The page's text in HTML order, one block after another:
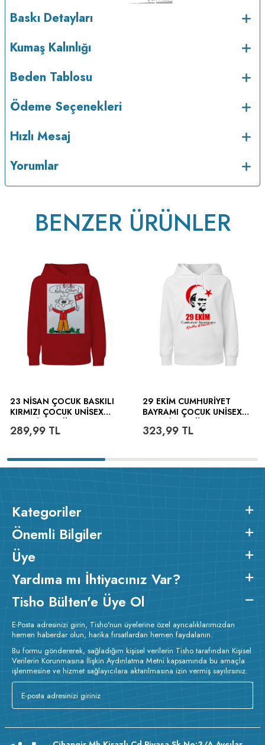
Kalınlığı :
programda maksimum 30
Kuru temizleme
Baskı Detayları
Kumaş Kalınlığı
Beden Tablosu
Ödeme Seçenekleri
Hızlı Mesaj
Yorumlar
BENZER ÜRÜNLER
23 NISAN ÇOCUK BASKILI
KIRMIZI ÇOCUK UNISEX
289,99 TL
29 EKIM CUMHURIYET
BAYRAMI ÇOCUK UNISEX
323,99TL
Kategoriler
Önemli Bilgiler
Üye
Yardıma mı İhtiyacınız Var?
Tisho Bülten'e Üye Ol
E-Posta adresinizi girin, Tisho'nun üyelerine özel ayrıcalıklarımızdan
hemen haberdar olun, harika fırsatlardan hemen faydalanın.
Bu formu göndererek, sağladığım kişisel verilerin Tisho tarafından Kişisel
Verilerin Korunmasına İlişkin Aydınlatma Metni kapsamında bu amaçla
işlenmesine ve hizmet sağlayıcılara aktarılmasına izin vermiş sayılırsınız.